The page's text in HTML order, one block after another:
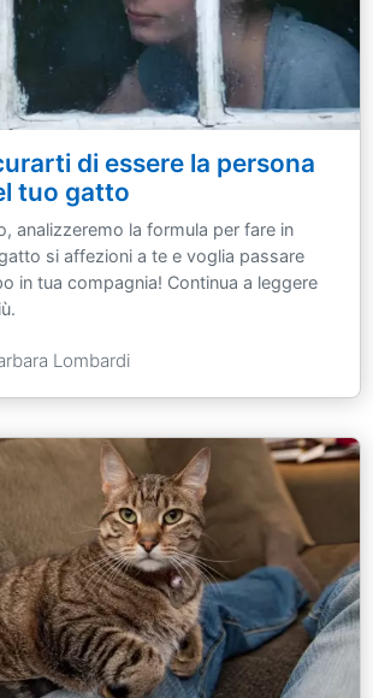
di essere la persona
tuo gatto
analizzeremo la formula per fare in
si affezioni a te e voglia passare
in tua compagnia! Continua a leggere
Lombardi